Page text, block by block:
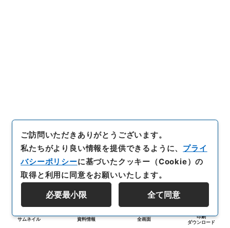
サムネイル 資料情報 全画面
印刷
ダウンロード
ご訪問いただきありがとうございます。
私たちがより良い情報を提供できるように、 プライ
バシーポリシーに基づいたクッキー（Cookie）の
取得と利用に同意をお願いいたします。
必要最小限 全て同意